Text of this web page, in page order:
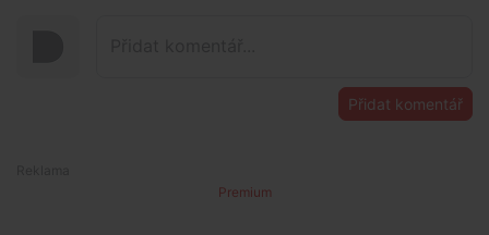
Přidat komentář
Premium